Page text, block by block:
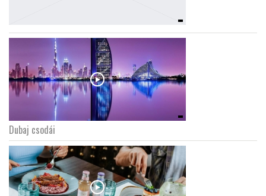
Dubaj csodái